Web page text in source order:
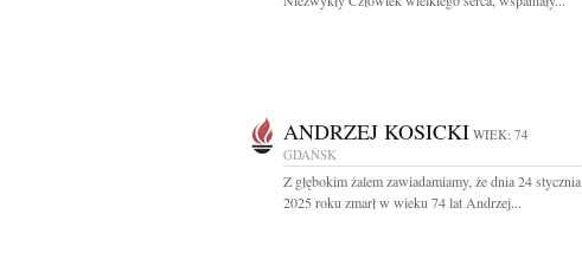
ANDRZEJ KOSICKI WIEK: 74
GDAŃSK
Z głębokim żalem zawiadamiamy, że dnia 24 stycznia
2025 roku zmarł w wieku 74 lat Andrzej...